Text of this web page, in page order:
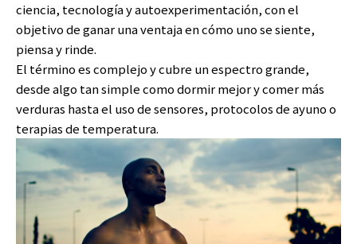
ciencia, tecnología y autoexperimentación, con el
objetivo de ganar una ventaja en cómo uno se siente,
piensa y rinde.
El término es complejo y cubre un espectro grande,
desde algo tan simple como dormir mejor y comer más
verduras hasta el uso de sensores, protocolos de ayuno o
terapias de temperatura.